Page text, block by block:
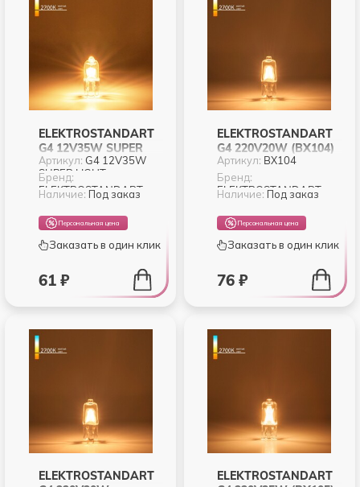
ELEKTROSTANDART
G4 12V35W SUPER
LIGHT
СВЕРХЪЯРКАЯ
Артикул: G4 12V35W
SUPER LIGHT
Бренд:
ELEKTROSTANDART
Наличие: Под заказ
Персональная цена
Заказать в один клик
61 ₽
ELEKTROSTANDART
G4 220V20W (BХ104)
Артикул: BХ104
Бренд:
ELEKTROSTANDART
Наличие: Под заказ
Персональная цена
Заказать в один клик
76 ₽
ELEKTROSTANDART
ELEKTROSTANDART